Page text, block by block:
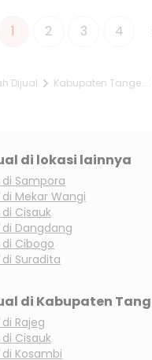
1 2 3 4
Dijual Kabupaten Tangerang
di lokasi lainnya
Sampora
Mekar Wangi
Cisauk
Dangdang
Cibogo
Suradita
di Kabupaten
Rajeg
Cisauk
Kosambi